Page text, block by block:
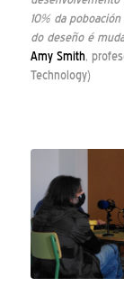
10% da
do deseño é
Amy Smith,
Technology)